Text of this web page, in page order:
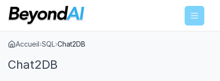
Menu
Accueil›SQL›Chat2DB
Chat2DB